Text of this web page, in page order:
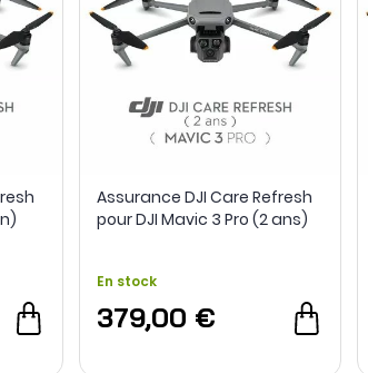
Assurance DJI Care Refresh
pour DJI Mavic 3 Pro (2 ans)
En stock
379,00 €